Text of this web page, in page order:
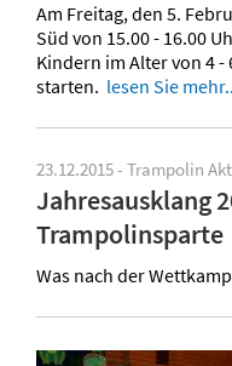
Am Freitag, den 5.
Süd von 15.00 - 16.00
Kindern im Alter von 4
starten. lesen Sie
23.12.2015 - Trampolin
Jahresausklang
Trampolinsparte
Was nach der